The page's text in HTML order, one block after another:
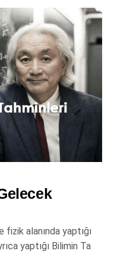
alanında yaptığı
yaptığı Bilimin Ta